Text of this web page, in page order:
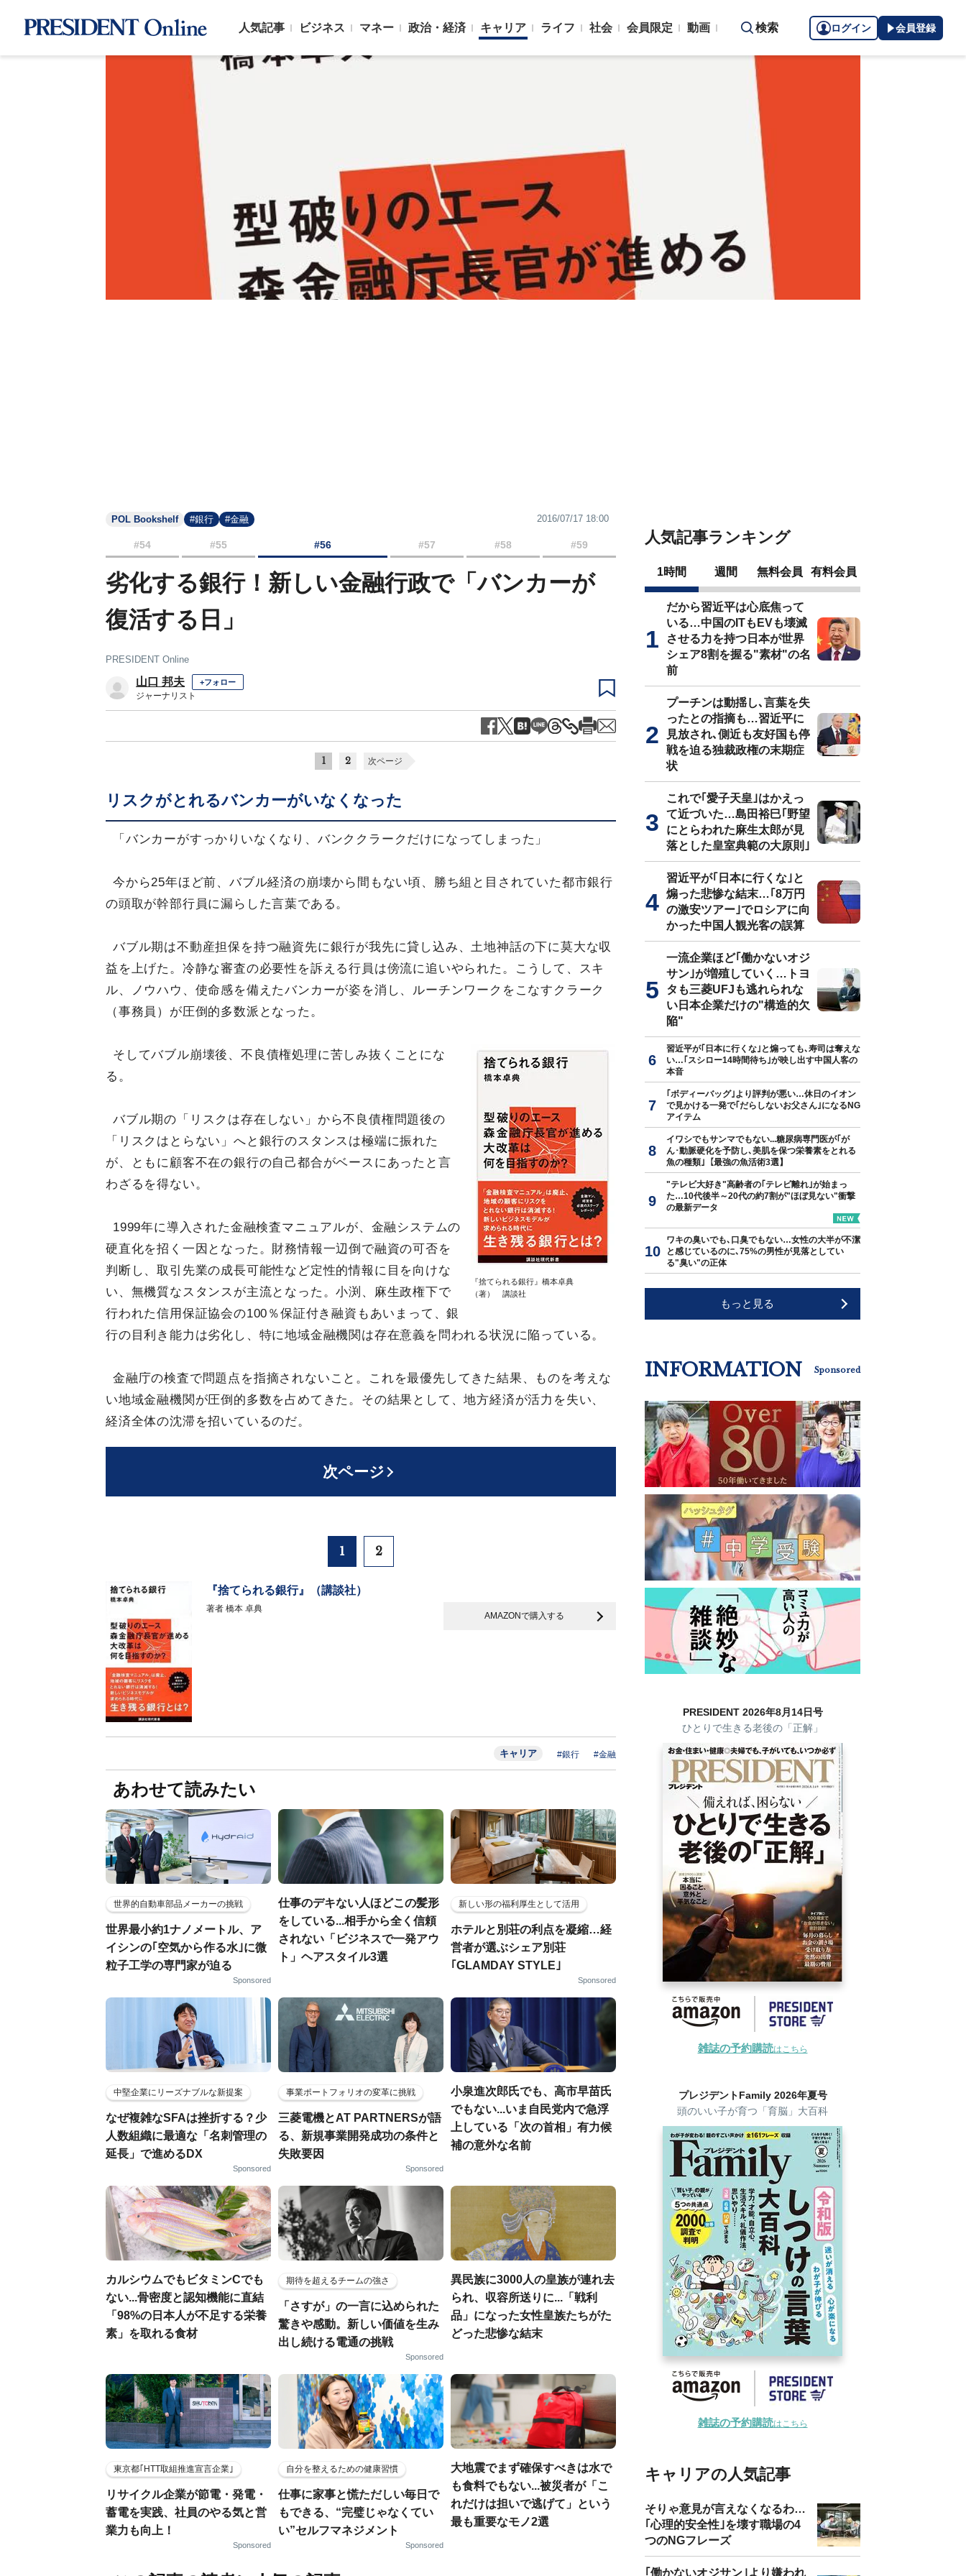
人気記事 ビジネス マネー 政治・経済 キャリア ライフ 社会 会員限定 動画 検索 ログイン 会員登録
POL Bookshelf #銀行 #金融 2016/07/17 18:00
#54 #55 #56 #57 #58 #59
劣化する銀行！新しい金融行政で「バンカーが
復活する日」
PRESIDENT Online
山口 邦夫 +フォロー
ジャーナリスト
1 2 次ページ
リスクがとれるバンカーがいなくなった
「バンカーがすっかりいなくなり、バンククラークだけになってしまった」
今から25年ほど前、バブル経済の崩壊から間もない頃、勝ち組と目されていた都市銀行
の頭取が幹部行員に漏らした言葉である。
バブル期は不動産担保を持つ融資先に銀行が我先に貸し込み、土地神話の下に莫大な収
益を上げた。冷静な審査の必要性を訴える行員は傍流に追いやられた。こうして、スキ
ル、ノウハウ、使命感を備えたバンカーが姿を消し、ルーチンワークをこなすクラーク
（事務員）が圧倒的多数派となった。
『捨てられる銀行』橋本卓典
（著） 講談社
そしてバブル崩壊後、不良債権処理に苦しみ抜くことにな
る。
バブル期の「リスクは存在しない」から不良債権問題後の
「リスクはとらない」へと銀行のスタンスは極端に振れた
が、ともに顧客不在の銀行の自己都合がベースにあったと言
わざるを得ない。
1999年に導入された金融検査マニュアルが、金融システムの
硬直化を招く一因となった。財務情報一辺倒で融資の可否を
判断し、取引先業の成長可能性など定性的情報に目を向けな
い、無機質なスタンスが主流となった。小渕、麻生政権下で
行われた信用保証協会の100％保証付き融資もあいまって、銀
行の目利き能力は劣化し、特に地域金融機関は存在意義を問われる状況に陥っている。
金融庁の検査で問題点を指摘されないこと。これを最優先してきた結果、ものを考えな
い地域金融機関が圧倒的多数を占めてきた。その結果として、地方経済が活力を失い、
経済全体の沈滞を招いているのだ。
次ページ
1 2
『捨てられる銀行』（講談社）
著者 橋本 卓典
AMAZONで購入する
キャリア #銀行 #金融
あわせて読みたい
世界的自動車部品メーカーの挑戦
世界最小約1ナノメートル、ア
イシンの｢空気から作る水｣に微
粒子工学の専門家が迫る
Sponsored
仕事のデキない人ほどこの髪形
をしている...相手から全く信頼
されない「ビジネスで一発アウ
ト」ヘアスタイル3選
新しい形の福利厚生として活用
ホテルと別荘の利点を凝縮…経
営者が選ぶシェア別荘
｢GLAMDAY STYLE｣
Sponsored
中堅企業にリーズナブルな新提案
なぜ複雑なSFAは挫折する？少
人数組織に最適な「名刺管理の
延長」で進めるDX
Sponsored
事業ポートフォリオの変革に挑戦
三菱電機とAT PARTNERSが語
る、新規事業開発成功の条件と
失敗要因
Sponsored
小泉進次郎氏でも、高市早苗氏
でもない...いま自民党内で急浮
上している「次の首相」有力候
補の意外な名前
カルシウムでもビタミンCでも
ない...骨密度と認知機能に直結
「98%の日本人が不足する栄養
素」を取れる食材
期待を超えるチームの強さ
「さすが」の一言に込められた
驚きや感動。新しい価値を生み
出し続ける電通の挑戦
Sponsored
異民族に3000人の皇族が連れ去
られ、収容所送りに...「戦利
品」になった女性皇族たちがた
どった悲惨な結末
東京都｢HTT取組推進宣言企業｣
リサイクル企業が節電・発電・
蓄電を実践、社員のやる気と営
業力も向上！
Sponsored
自分を整えるための健康習慣
仕事に家事と慌ただしい毎日で
もできる、“完璧じゃなくてい
い”セルフマネジメント
Sponsored
大地震でまず確保すべきは水で
も食料でもない...被災者が「こ
れだけは担いで逃げて」という
最も重要なモノ2選
人気記事ランキング
1時間 週間 無料会員 有料会員
だから習近平は心底焦って
いる…中国のITもEVも壊滅
させる力を持つ日本が世界
シェア8割を握る"素材"の名
前
プーチンは動揺し､言葉を失
ったとの指摘も…習近平に
見放され､側近も友好国も停
戦を迫る独裁政権の末期症
状
これで｢愛子天皇｣はかえっ
て近づいた…島田裕巳｢野望
にとらわれた麻生太郎が見
落とした皇室典範の大原則｣
習近平が｢日本に行くな｣と
煽った悲惨な結末…｢8万円
の激安ツアー｣でロシアに向
かった中国人観光客の誤算
一流企業ほど｢働かないオジ
サン｣が増殖していく…トヨ
タも三菱UFJも逃れられな
い日本企業だけの"構造的欠
陥"
習近平が｢日本に行くな｣と煽っても､寿司は奪えな
い…｢スシロー14時間待ち｣が映し出す中国人客の
本音
｢ボディーバッグ｣より評判が悪い…休日のイオン
で見かける一発で｢だらしないお父さん｣になるNG
アイテム
イワシでもサンマでもない...糖尿病専門医が｢が
ん･動脈硬化を予防し､美肌を保つ栄養素をとれる
魚の種類｣【最強の魚活術3選】
"テレビ大好き"高齢者の｢テレビ離れ｣が始まっ
た…10代後半～20代の約7割が"ほぼ見ない"衝撃
の最新データ
ワキの臭いでも､口臭でもない…女性の大半が不潔
と感じているのに､75%の男性が見落としてい
る"臭い"の正体
もっと見る
INFORMATION Sponsored
PRESIDENT 2026年8月14日号
ひとりで生きる老後の「正解」
雑誌の予約購読はこちら
プレジデントFamily 2026年夏号
頭のいい子が育つ「育脳」大百科
雑誌の予約購読はこちら
キャリアの人気記事
そりゃ意見が言えなくなるわ…
｢心理的安全性｣を壊す職場の4
つのNGフレーズ
｢働かないオジサン｣より嫌われ